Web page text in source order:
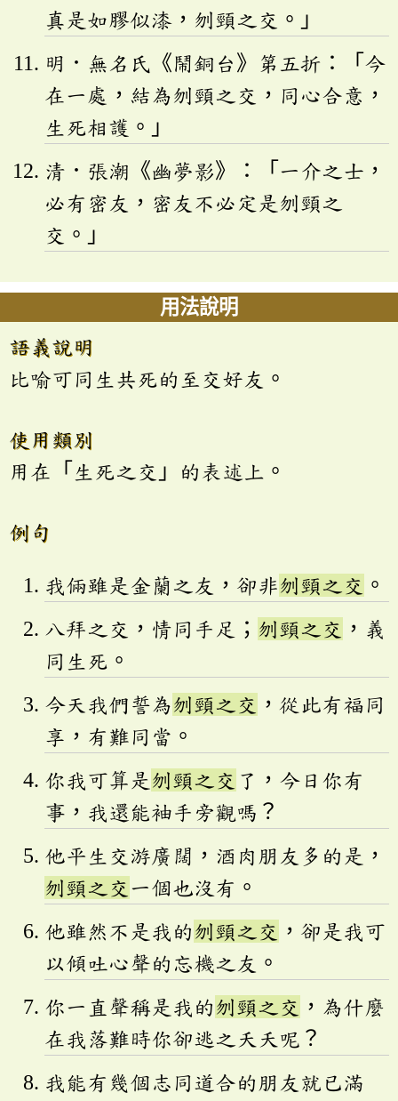
真是如膠似漆，刎頸之交。」
明．無名氏《鬧銅台》第五折：「今
在一處，結為刎頸之交，同心合意，
生死相護。」
清．張潮《幽夢影》：「一介之士，
必有密友，密友不必定是刎頸之
交。」
用法說明
語義說明
比喻可同生共死的至交好友。
使用類別
用在「生死之交」的表述上。
例句
我倆雖是金蘭之友，卻非刎頸之交 。
八拜之交，情同手足； 刎頸之交 ，義
同生死。
今天我們誓為刎頸之交 ，從此有福同
享，有難同當。
你我可算是 刎頸之交 了，今日你有
事，我還能袖手旁觀嗎？
他平生交游廣闊，酒肉朋友多的是，
刎頸之交 一個也沒有。
他雖然不是我的刎頸之交 ，卻是我可
以傾吐心聲的忘機之友。
你一直聲稱是我的刎頸之交 ，為什麼
在我落難時你卻逃之夭夭呢？
我能有幾個志同道合的朋友就已滿